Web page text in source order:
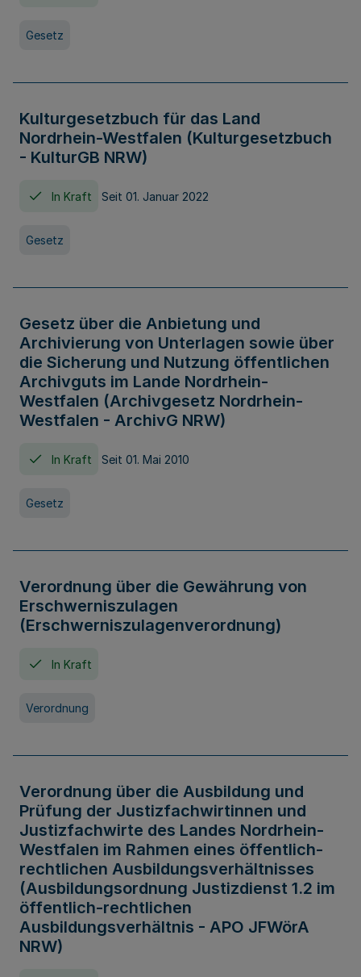
Gesetz
Kulturgesetzbuch für das Land
Nordrhein-Westfalen (Kulturgesetzbuch
- KulturGB NRW)
In Kraft Seit 01. Januar 2022
Gesetz
Gesetz über die Anbietung und
Archivierung von Unterlagen sowie über
die Sicherung und Nutzung öffentlichen
Archivguts im Lande Nordrhein-
Westfalen (Archivgesetz Nordrhein-
Westfalen - ArchivG NRW)
In Kraft Seit 01. Mai 2010
Gesetz
Verordnung über die Gewährung von
Erschwerniszulagen
(Erschwerniszulagenverordnung)
In Kraft
Verordnung
Verordnung über die Ausbildung und
Prüfung der Justizfachwirtinnen und
Justizfachwirte des Landes Nordrhein-
Westfalen im Rahmen eines öffentlich-
rechtlichen Ausbildungsverhältnisses
(Ausbildungsordnung Justizdienst 1.2 im
öffentlich-rechtlichen
Ausbildungsverhältnis - APO JFWörA
NRW)